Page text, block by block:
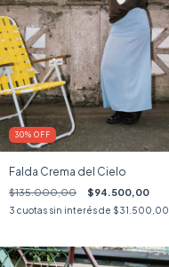
30% OFF
Falda Crema del Cielo
$135.000,00 $94.500,00
3 cuotas sin interés de $31.500,00